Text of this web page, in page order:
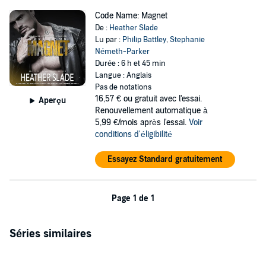
Aperçu
Code Name: Magnet
De : Heather Slade
Lu par : Philip Battley,Stephanie
Németh-Parker
Durée : 6 h et 45 min
Langue : Anglais
Pas de notations
16,57 € ou gratuit avec l'essai.
Renouvellement automatique à
5,99 €/mois après l'essai. Voir
conditions d'éligibilité
Essayez Standard gratuitement
Page 1 de 1
Séries similaires